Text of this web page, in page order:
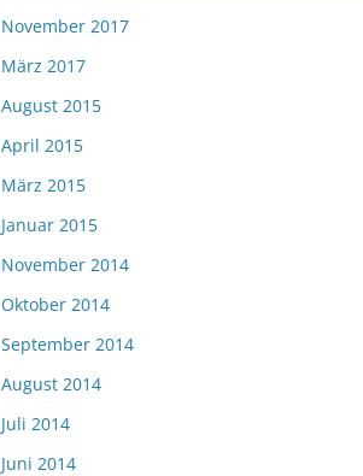
November 2017
März 2017
August 2015
April 2015
März 2015
Januar 2015
November 2014
Oktober 2014
September 2014
August 2014
Juli 2014
Juni 2014